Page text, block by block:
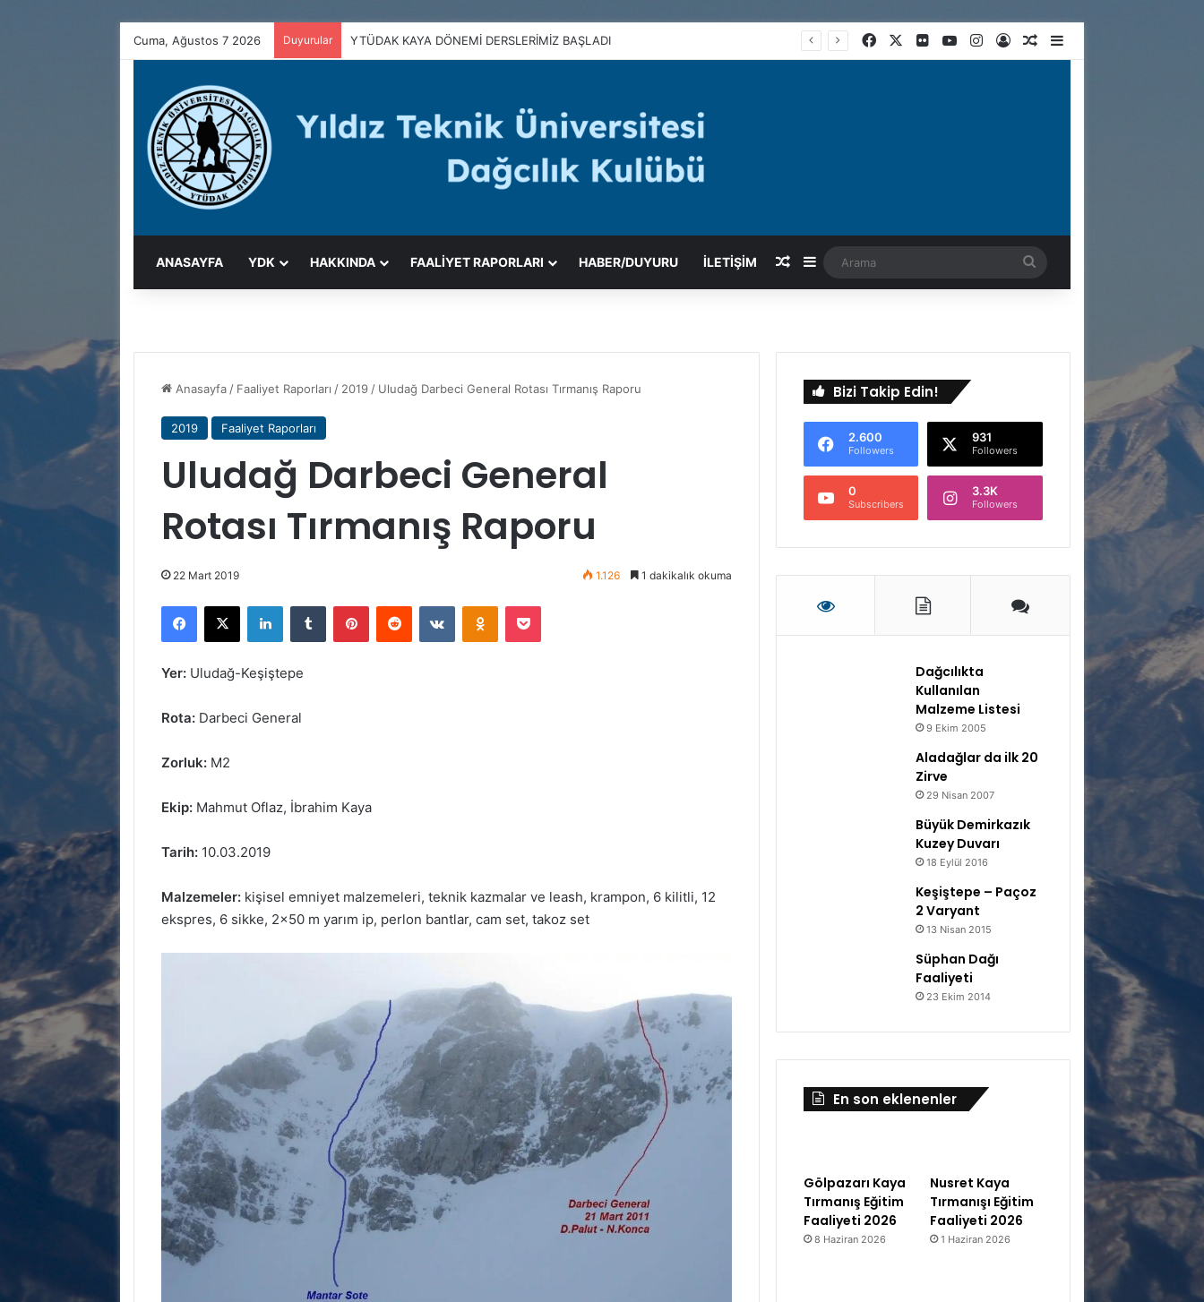
Cuma, Ağustos 7 2026 Duyurular YTÜDAK KAYA DÖNEMİ DERSLERİMİZ BAŞLADI FacebookFlickrYouTubeInstagram
Kayıt OlRastgele Makale
Kenar Bölmesi
ANASAYFA YDK HAKKINDA FAALIYET RAPORLARI HABER/DUYURU İLETİŞİM Rastgele Makale
Kenar Bölmesi
Anasayfa / Faaliyet Raporları / 2019 / Uludağ Darbeci General Rotası Tırmanış Raporu
2019 Faaliyet Raporları
Uludağ Darbeci General
Rotası Tırmanış Raporu
22 Mart 2019 1.126 1 dakikalık okuma
Facebook
X LinkedInTumblr PinterestReddit VKontakteOdnoklassniki
Pocket
Yer: Uludağ-Keşiştepe
Rota: Darbeci General
Zorluk: M2
Ekip: Mahmut Oflaz, İbrahim Kaya
Tarih: 10.03.2019
Malzemeler: kişisel emniyet malzemeleri, teknik kazmalar ve leash, krampon, 6 kilitli, 12
ekspres, 6 sikke, 2×50 m yarım ip, perlon bantlar, cam set, takoz set
Bizi Takip Edin!
2.600
Followers
931
Followers
0
Subscribers
3.3K
Followers
Dağcılıkta
Kullanılan
Malzeme Listesi
9 Ekim 2005
Aladağlar da ilk 20
Zirve
29 Nisan 2007
Büyük Demirkazık
Kuzey Duvarı
18 Eylül 2016
Keşiştepe – Paçoz
2 Varyant
13 Nisan 2015
Süphan Dağı
Faaliyeti
23 Ekim 2014
En son eklenenler
Gölpazarı Kaya
Tırmanış Eğitim
Faaliyeti 2026
8 Haziran 2026
Nusret Kaya
Tırmanışı Eğitim
Faaliyeti 2026
1 Haziran 2026